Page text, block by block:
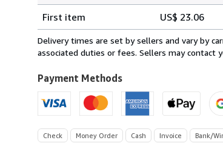
rates
from
Germany
U.S.A.
First item
US$ 23.06
Delivery times are set by sellers and vary by
associated duties or fees. Sellers may contact
Payment Methods
Check Money Order Cash Invoice Bank/